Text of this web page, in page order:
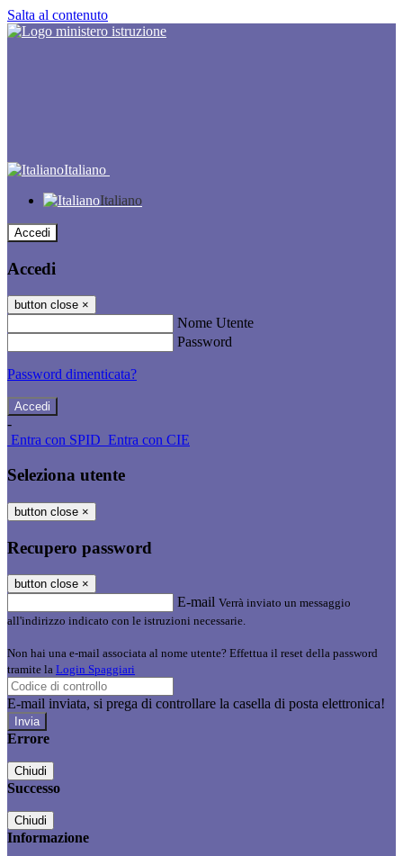
Salta al contenuto
Italiano
Italiano
Accedi
Accedi
button close ×
Nome Utente
Password
Password dimenticata?
-
Entra con SPID Entra con CIE
Seleziona utente
button close ×
Recupero password
button close ×
E-mail Verrà inviato un messaggio
all'indirizzo indicato con le istruzioni necessarie.
Non hai una e-mail associata al nome utente? Effettua il reset della password
tramite la Login Spaggiari
E-mail inviata, si prega di controllare la casella di posta elettronica!
Errore
Chiudi
Successo
Chiudi
Informazione